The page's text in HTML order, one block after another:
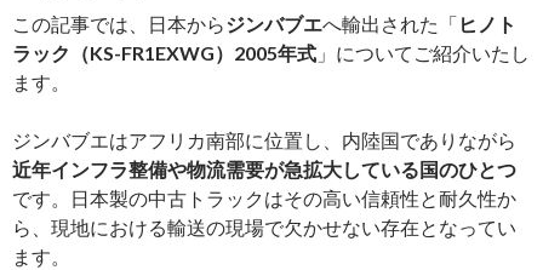
本
の
パ
ク
ト
カ
この記事では、日本からジンバブエへ輸出された「 ヒノト
ラック（KS-FR1EXWG）2005年式 」についてご紹介いたし
ます。
ジンバブエはアフリカ南部に位置し、内陸国でありながら
近年インフラ整備や物流需要が急拡大している国のひとつ
です。日本製の中古トラックはその高い信頼性と耐久性か
ら、現地における輸送の現場で欠かせない存在となってい
ます。